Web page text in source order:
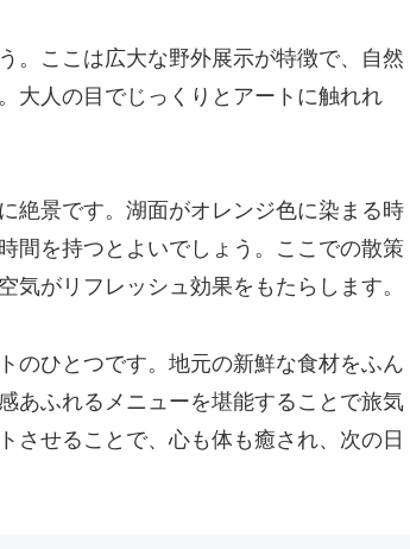
。ここは広大な野外展示が特徴で、自然
大人の目でじっくりとアートに触れれ
絶景です。湖面がオレンジ色に染まる時
間を持つとよいでしょう。ここでの散策
がリフレッシュ効果をもたらします。
のひとつです。地元の新鮮な食材をふん
あふれるメニューを堪能することで旅気
させることで、心も体も癒され、次の日